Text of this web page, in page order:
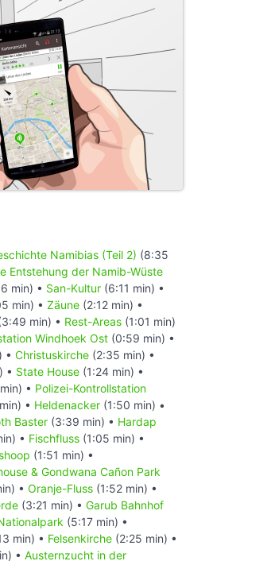
Namibias (Teil 2) (8:35
Entstehung der Namib-Wüste
min) • San-Kultur (6:11 min) •
min) • Zäune (2:12 min) •
min) • Rest-Areas (1:01 min)
Windhoek Ost (0:59 min) •
• Christuskirche (2:35 min) •
• State House (1:24 min) •
• Polizei-Kontrollstation
• Heldenacker (1:50 min) •
Baster (3:39 min) • Hardap
• Fischfluss (1:05 min) •
(1:51 min) •
& Gondwana Cañon Park
• Oranje-Fluss (1:52 min) •
(3:21 min) • Garub Bahnhof
(5:17 min) •
min) • Felsenkirche (2:25 min) •
• Austernzucht in der